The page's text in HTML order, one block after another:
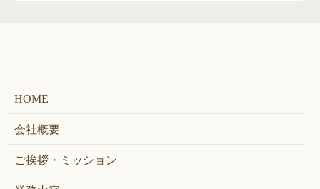
HOME
会社概要
ご挨拶・ミッション